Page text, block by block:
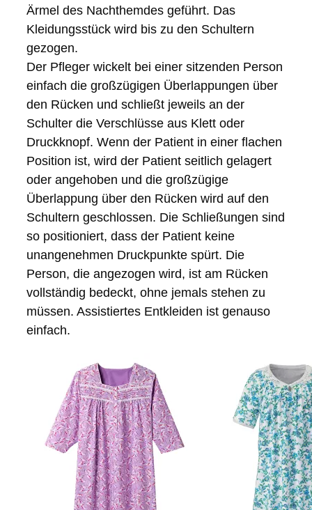
Ärmel des Nachthemdes geführt. Das
Kleidungsstück wird bis zu den Schultern
gezogen.
Der Pfleger wickelt bei einer sitzenden Person
einfach die großzügigen Überlappungen über
den Rücken und schließt jeweils an der
Schulter die Verschlüsse aus Klett oder
Druckknopf. Wenn der Patient in einer flachen
Position ist, wird der Patient seitlich gelagert
oder angehoben und die großzügige
Überlappung über den Rücken wird auf den
Schultern geschlossen. Die Schließungen sind
so positioniert, dass der Patient keine
unangenehmen Druckpunkte spürt. Die
Person, die angezogen wird, ist am Rücken
vollständig bedeckt, ohne jemals stehen zu
müssen. Assistiertes Entkleiden ist genauso
einfach.